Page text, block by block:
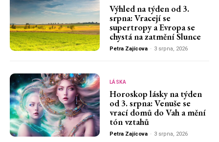
Výhled na týden od 3.
srpna: Vracejí se
supertropy a Evropa se
chystá na zatmění Slunce
Petra Zajícova - 3 srpna, 2026
LÁSKA
Horoskop lásky na týden
od 3. srpna: Venuše se
vrací domů do Vah a mění
tón vztahů
Petra Zajícova - 3 srpna, 2026